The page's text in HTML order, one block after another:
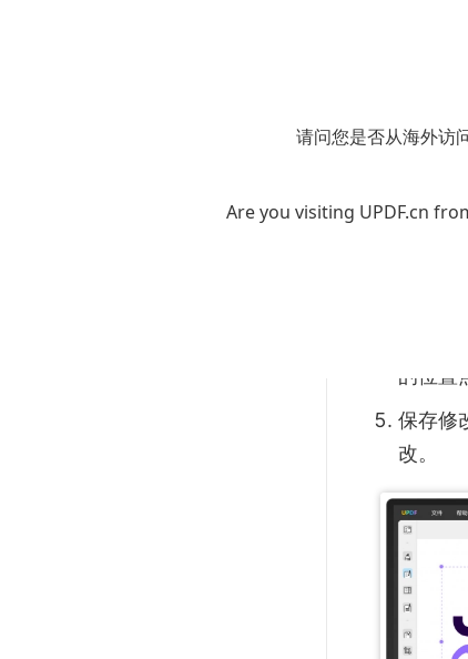
请问您是否从海外访
Are you visiting UPDF.cn
以UPDF
打开
进入编
修改
的位置
保存修
改。